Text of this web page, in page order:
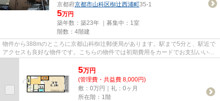
京都府京都市山科区椥辻西浦町35-1
5万円
築年数：築23年 ｜募集中： 1室
階数：4階建
物件から388mのところに京都山科椥辻郵便局があります。駅まで5分と、駅近で
アクセスも良好な物件です。こちらの物件では初期費用をカードでお支払いいた
5万円
(管理費・共益費 8,000円)
敷：0万円｜礼：0ヶ月
所在階：1階